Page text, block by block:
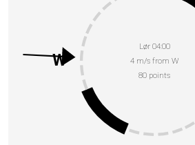
Lør 04:00
4 m/s from W
80 points
W